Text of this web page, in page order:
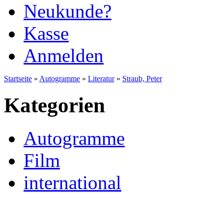
Neukunde?
Kasse
Anmelden
Startseite » Autogramme » Literatur» Straub, Peter
Kategorien
Autogramme
Film
international